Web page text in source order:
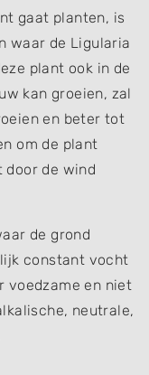
gaat planten, is
waar de Ligularia
plant ook in de
kan groeien, zal
en beter tot
om de plant
door de wind
de grond
constant vocht
voedzame en niet
neutrale,